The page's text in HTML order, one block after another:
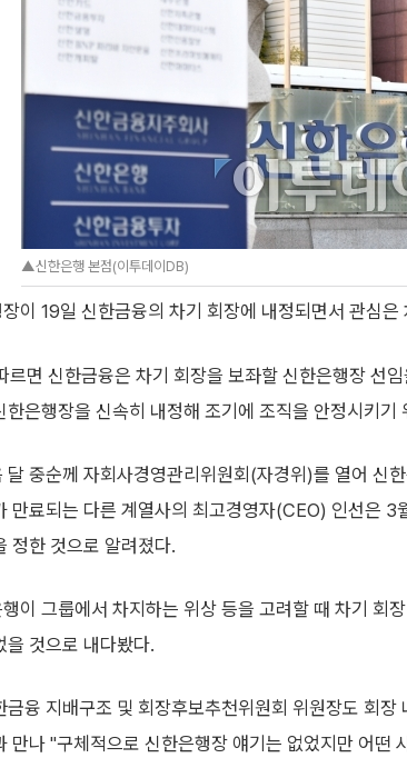
▲신한은행 본점(이투데이DB)
이 19일 신한금융의 차기 회장에 내정되면서 관심은
르면 신한금융은 차기 회장을 보좌할 신한은행장 선
한은행장을 신속히 내정해 조기에 조직을 안정시키기
달 중순께 자회사경영관리위원회(자경위)를 열어 신
만료되는 다른 계열사의 최고경영자(CEO) 인선은 3
정한 것으로 알려졌다.
이 그룹에서 차지하는 위상 등을 고려할 때 차기 회
을 것으로 내다봤다.
금융 지배구조 및 회장후보추천위원회 위원장도 회장
만나 "구체적으로 신한은행장 얘기는 없었지만 어떤